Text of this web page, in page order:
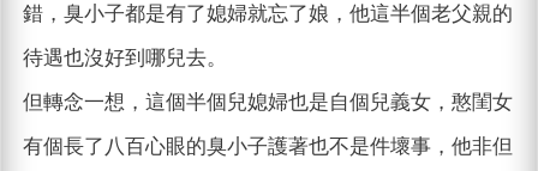
錯，臭小子都是有了媳婦就忘了娘，他這半個老父親的
待遇也沒好到哪兒去。
但轉念一想，這個半個兒媳婦也是自個兒義女，憨閨女
有個長了八百心眼的臭小子護著也不是件壞事，他非但